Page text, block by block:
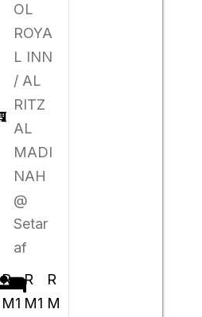
OL
ROYA
L INN
/ AL
RITZ
AL
MADI
NAH
@
Setar
af
R
M1
R
M1
R
M